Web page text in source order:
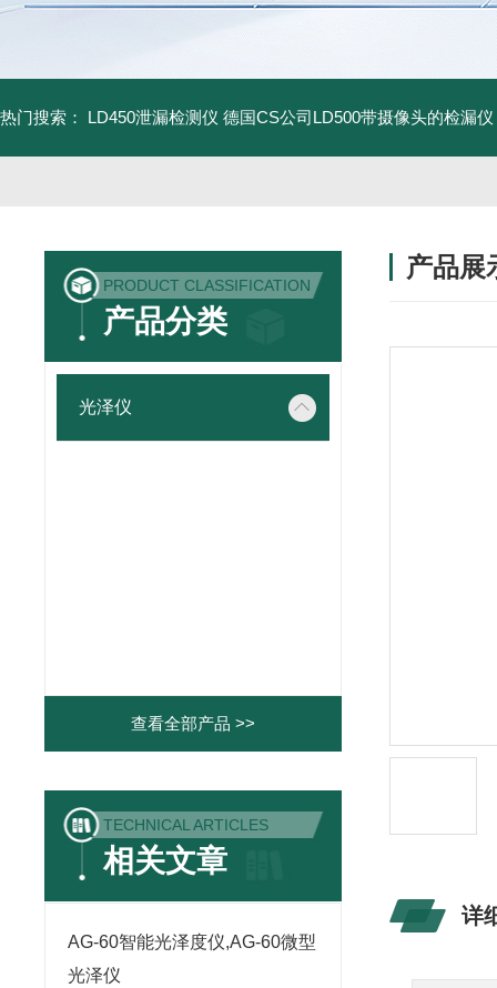
热门搜索： LD450泄漏检测仪 德国CS公司LD500带摄像头的检漏仪
PRODUCT CLASSIFICATION
产品分类
光泽仪
查看全部产品 >>
TECHNICAL ARTICLES
相关文章
AG-60智能光泽度仪,AG-60微型
光泽仪
产品展
详